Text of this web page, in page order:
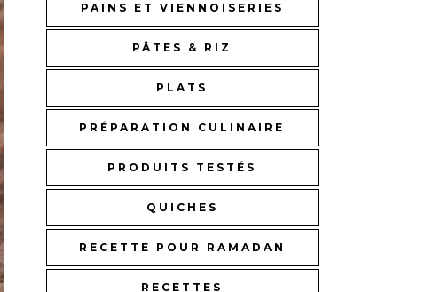
PAINS ET VIENNOISERIES
PÂTES & RIZ
PLATS
PRÉPARATION CULINAIRE
PRODUITS TESTÉS
QUICHES
RECETTE POUR RAMADAN
RECETTES